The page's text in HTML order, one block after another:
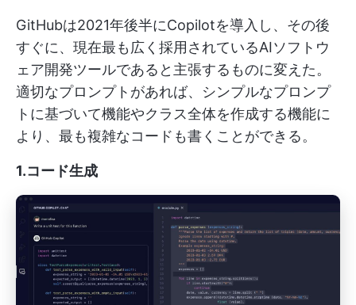
GitHubは2021年後半にCopilotを導入し、その後
すぐに、現在最も広く採用されているAIソフトウ
ェア開発ツールであると主張するものに変えた。
適切なプロンプトがあれば、シンプルなプロンプ
トに基づいて機能やクラス全体を作成する機能に
より、最も複雑なコードも書くことができる。
1.コード生成